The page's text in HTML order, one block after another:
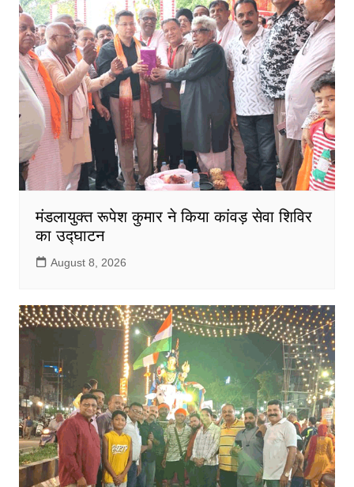
मंडलायुक्त रूपेश कुमार ने किया कांवड़ सेवा शिविर
का उद्घाटन
August 8, 2026